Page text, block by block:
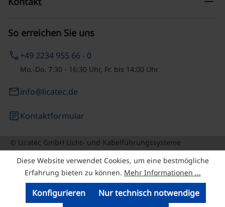
So erreichen Sie uns
phone+49 2234 955 66 - 0
Mo.-Do. 7:30 - 16:30 Uhr, Fr. bis 14:00 Uhr
emailinfo@licatec.de
articleKontaktformular
© Licatec GmbH Licht- und Kabelführungssysteme
Diese Website verwendet Cookies, um eine bestmögliche
Erfahrung bieten zu können. Mehr Informationen ...
Nur technisch notwendige
Konfigurieren